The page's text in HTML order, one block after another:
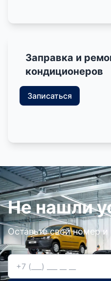
Заправка и
кондиционеров
Записаться
Не нашли
Оставьте свой номер